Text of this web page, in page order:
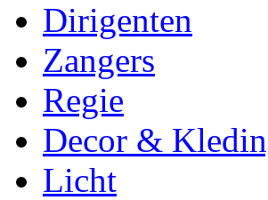
Dirigenten
Zangers
Regie
Decor &
Licht